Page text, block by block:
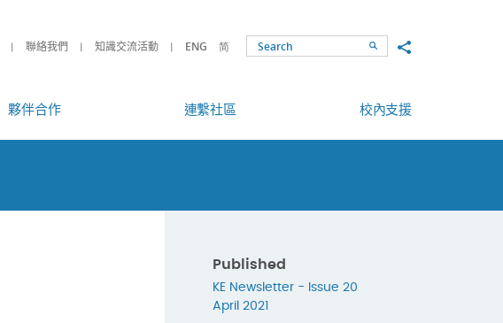
聯絡我們 知識交流活動 ENG 简 SearchShare to
夥伴合作 連繫社區 校內支援
Published
KE Newsletter - Issue 20
April 2021